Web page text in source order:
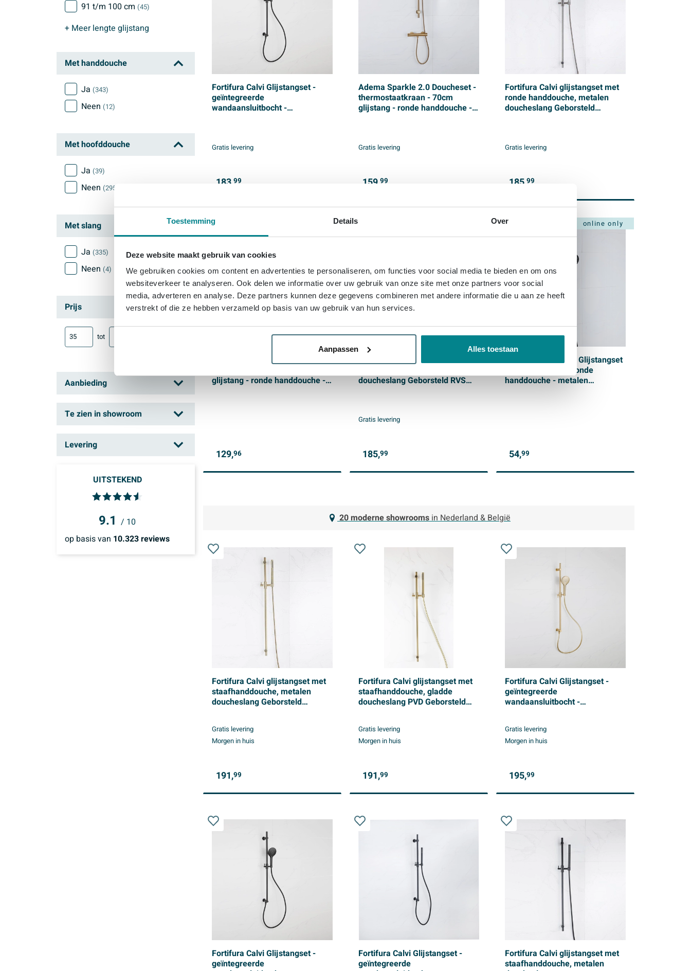
Toestemming Details Over
Deze website maakt gebruik van cookies
We gebruiken cookies om content en advertenties te personaliseren, om functies voor social media te bieden en om ons
websiteverkeer te analyseren. Ook delen we informatie over uw gebruik van onze site met onze partners voor social
media, adverteren en analyse. Deze partners kunnen deze gegevens combineren met andere informatie die u aan ze heeft
verstrekt of die ze hebben verzameld op basis van uw gebruik van hun services.
Aanpassen Alles toestaan
91 t/m 100 cm (45)
+ Meerlengte glijstang
Met handdouche
Ja (343)
Neen (12)
Met hoofddouche
Ja (39)
Neen (295)
Met slang
Ja (335)
Neen (4)
Prijs
tot
Aanbieding
Cashback(10)
Summer sale(12)
€15,- cashback
€30,- cashback
Te zien in showroom
Hasselt
Mechelen(8)
Schoten(2)
Zaventem (6)
Levering
Binnen 3 dagen
Binnen 1 week
Binnen 2 weken(293)
UITSTEKEND
9.1 / 10
op basis van 10.323reviews
Fortifura Calvi Glijstangset -
geïntegreerde
wandaansluitbocht -
Gratis levering
183, 99
Adema Sparkle 2.0 Doucheset -
thermostaatkraan - 70cm
glijstang - ronde handdouche -
Gratis levering
159, 99
Fortifura Calvi glijstangset met
ronde handdouche, metalen
doucheslang Geborsteld
Gratis levering
185, 99
Adema Sparkle 2.0 Doucheset -
glijstang - ronde handdouche -
129,96
Fortifura Calvi glijstangset met
doucheslang Geborsteld RVS
Gratis levering
185,99
online only
Adema Sparkle 2.0 Glijstangset
- 70cm glijstang - ronde
handdouche - metalen
54,99
Fortifura Calvi glijstangset met
staafhanddouche, metalen
doucheslang Geborsteld
Gratis levering
Morgen in huis
191,99
Fortifura Calvi glijstangset met
staafhanddouche, gladde
doucheslang PVD Geborsteld
Gratis levering
Morgen in huis
191,99
Fortifura Calvi Glijstangset -
geïntegreerde
wandaansluitbocht -
Messing PVD (Goud)
Gratis levering
Morgen in huis
195,99
Fortifura Calvi Glijstangset -
geïntegreerde
Fortifura Calvi Glijstangset -
geïntegreerde
Fortifura Calvi glijstangset met
staafhanddouche, metalen
20 moderne showroomsin Nederland & België